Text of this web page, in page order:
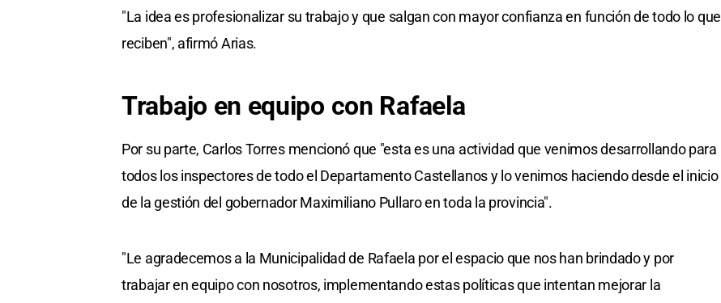
"La idea es profesionalizar su trabajo y que salgan con mayor confianza en función de todo lo que
reciben", afirmó Arias.
Trabajo en equipo con Rafaela
Por su parte, Carlos Torres mencionó que "esta es una actividad que venimos desarrollando para
todos los inspectores de todo el Departamento Castellanos y lo venimos haciendo desde el inicio
de la gestión del gobernador Maximiliano Pullaro en toda la provincia".
"Le agradecemos a la Municipalidad de Rafaela por el espacio que nos han brindado y por
trabajar en equipo con nosotros, implementando estas políticas que intentan mejorar la